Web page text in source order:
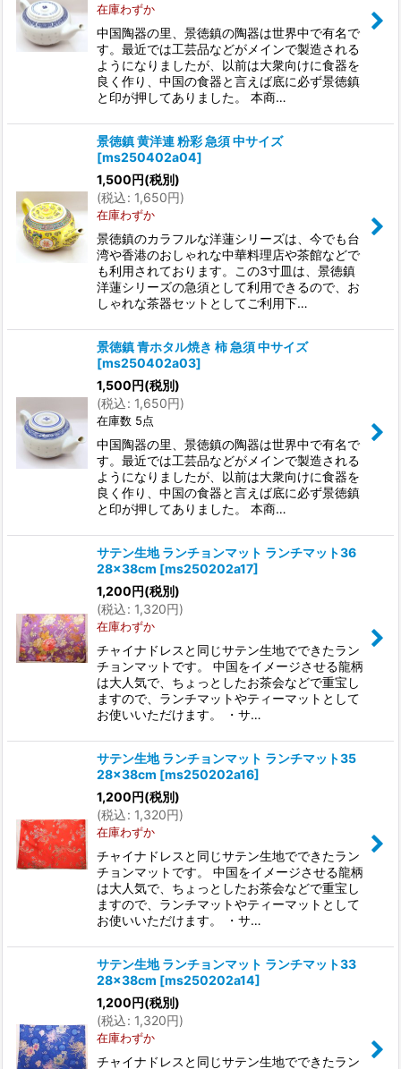
在庫わずか
中国陶器の里、景徳鎮の陶器は世界中で有名で
す。最近では工芸品などがメインで製造される
ようになりましたが、以前は大衆向けに食器を
良く作り、中国の食器と言えば底に必ず景徳鎮
と印が押してありました。 本商…
景徳鎮 黄洋連 粉彩 急須 中サイズ
[ms250402a04]
1,500円(税別)
(税込: 1,650円)
在庫わずか
景徳鎮のカラフルな洋蓮シリーズは、今でも台
湾や香港のおしゃれな中華料理店や茶館などで
も利用されております。この3寸皿は、景徳鎮
洋蓮シリーズの急須として利用できるので、お
しゃれな茶器セットとしてご利用下…
景徳鎮 青ホタル焼き 柿 急須 中サイズ
[ms250402a03]
1,500円(税別)
(税込: 1,650円)
在庫数 5点
中国陶器の里、景徳鎮の陶器は世界中で有名で
す。最近では工芸品などがメインで製造される
ようになりましたが、以前は大衆向けに食器を
良く作り、中国の食器と言えば底に必ず景徳鎮
と印が押してありました。 本商…
サテン生地 ランチョンマット ランチマット36
28×38cm [ms250202a17]
1,200円(税別)
(税込: 1,320円)
在庫わずか
チャイナドレスと同じサテン生地でできたラン
チョンマットです。 中国をイメージさせる龍柄
は大人気で、ちょっとしたお茶会などで重宝し
ますので、ランチマットやティーマットとして
お使いいただけます。 ・サ…
サテン生地 ランチョンマット ランチマット35
28×38cm [ms250202a16]
1,200円(税別)
(税込: 1,320円)
在庫わずか
チャイナドレスと同じサテン生地でできたラン
チョンマットです。 中国をイメージさせる龍柄
は大人気で、ちょっとしたお茶会などで重宝し
ますので、ランチマットやティーマットとして
お使いいただけます。 ・サ…
サテン生地 ランチョンマット ランチマット33
28×38cm [ms250202a14]
1,200円(税別)
(税込: 1,320円)
在庫わずか
チャイナドレスと同じサテン生地でできたラン